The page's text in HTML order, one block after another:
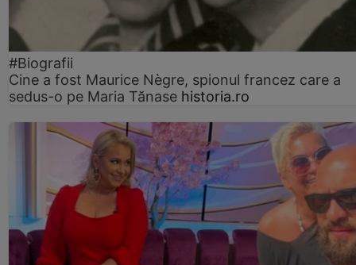
#Biografii
Cine a fost Maurice Nègre, spionul francez care a
sedus-o pe Maria Tănase historia.ro